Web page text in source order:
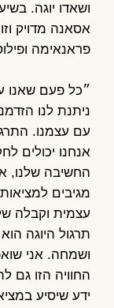
ושאדו יוגה.
אסאנה מדויק
פראנאימה
״כל פעם שאנו
ניתנת לנו
עם עצמנו.
אנחנו יכולים
החשיבה שלנו,
מגיבים
עצמית וקבלה
תרגול היוגה
ושמחה. אני
החוויה הזו גם
ידע שיסיע